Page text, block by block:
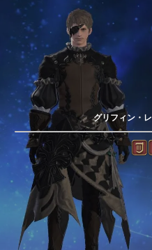
グリフィン・